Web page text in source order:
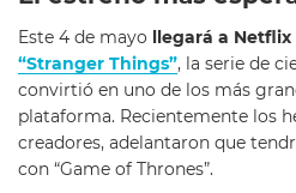
Este 4 de mayo
llegará a
“Stranger Things”, la serie de
convirtió en uno de los más
plataforma. Recientemente los
creadores, adelantaron que
con “Game of Thrones”.